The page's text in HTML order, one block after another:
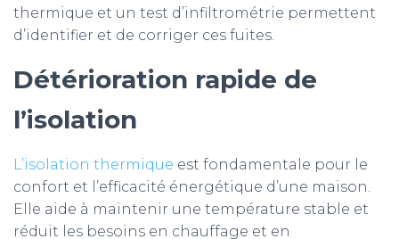
thermique et un test d’infiltrométrie permettent
d’identifier et de corriger ces fuites.
Détérioration rapide de
l’isolation
L’isolation thermique est fondamentale pour le
confort et l’efficacité énergétique d’une maison.
Elle aide à maintenir une température stable et
réduit les besoins en chauffage et en